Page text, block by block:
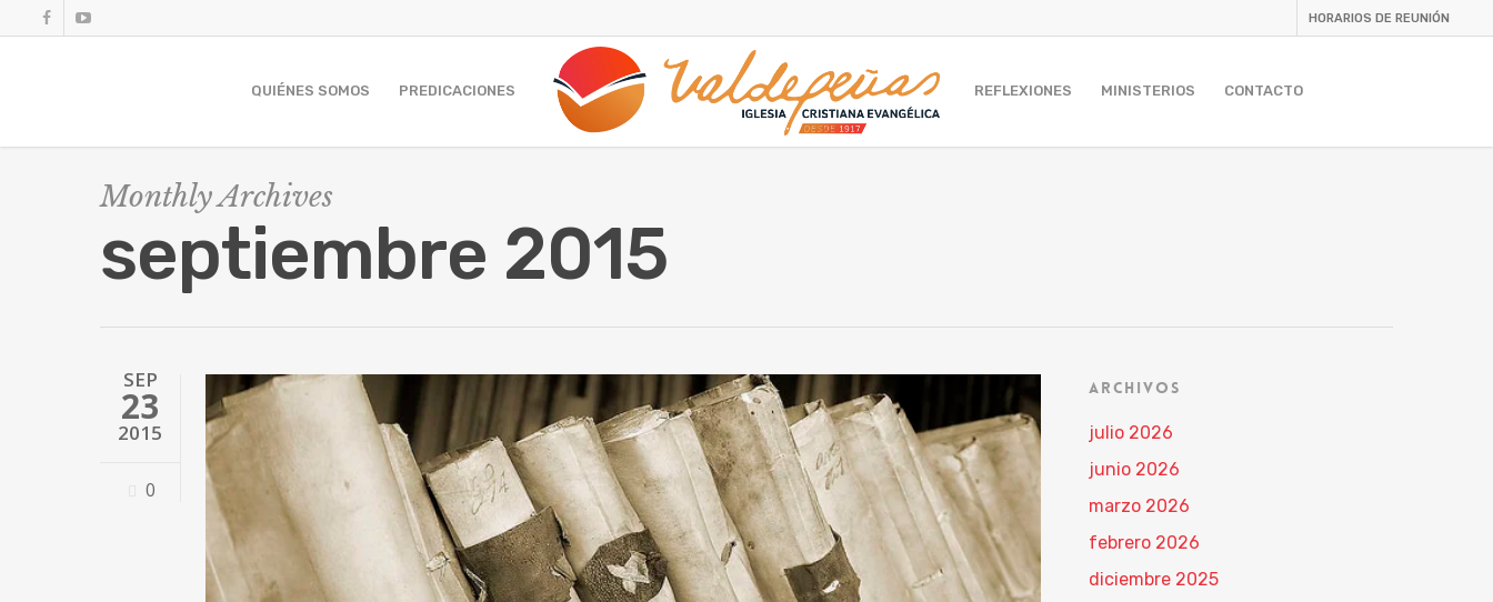
HORARIOS DE REUNIÓN
QUIÉNES SOMOS PREDICACIONES REFLEXIONES MINISTERIOS CONTACTO
Monthly Archives
septiembre 2015
SEP
23
2015
0
ARCHIVOS
julio 2026
junio 2026
marzo 2026
febrero 2026
diciembre 2025